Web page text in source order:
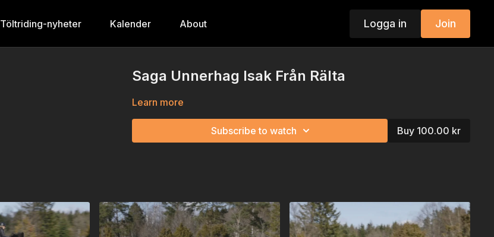
Töltriding-nyheter Kalender About Logga in Join
Saga Unnerhag Isak Från Rälta
Learn more
Subscribe to watch Buy 100.00 kr